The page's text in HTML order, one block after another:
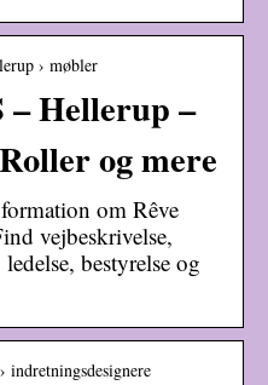
› møbler
– Hellerup –
og mere
om Rêve
vejbeskrivelse,
bestyrelse og
indretningsdesignere